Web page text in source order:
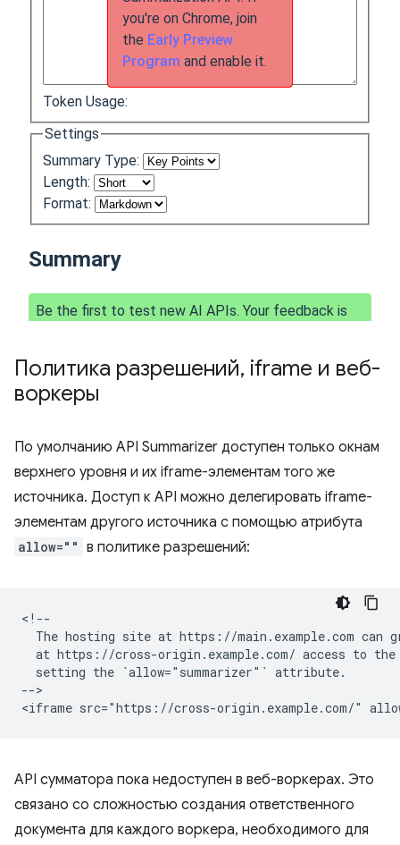
Политика разрешений, iframe и веб-
воркеры
По умолчанию API Summarizer доступен только окнам
верхнего уровня и их iframe-элементам того же
источника. Доступ к API можно делегировать iframe-
элементам другого источника с помощью атрибута
allow="" в политике разрешений:
<!--
The hosting site at https://main.example.com can
at https://cross-origin.example.com/ access to
  setting the `allow="summarizer"` attribute.
-->
API сумматора пока недоступен в веб-воркерах. Это
связано со сложностью создания ответственного
документа для каждого воркера, необходимого для